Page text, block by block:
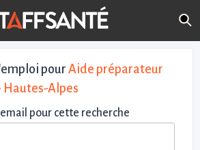
pour Aide préparateur
Hautes-Alpes
pour cette recherche